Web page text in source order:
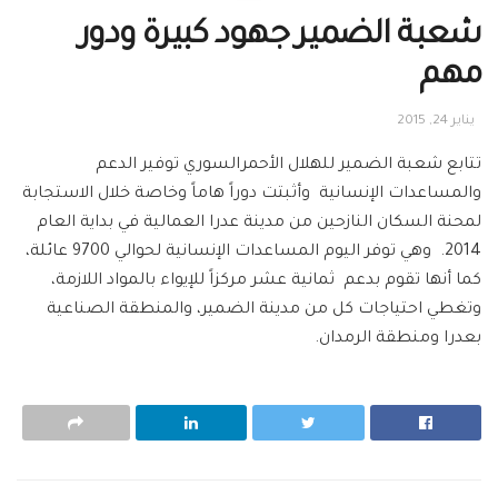
شعبة الضمير جهود كبيرة ودور
مهم
يناير 24, 2015
تتابع شعبة الضمير للهلال الأحمرالسوري توفير الدعم
والمساعدات الإنسانية وأثبتت دوراً هاماً وخاصة خلال الاستجابة
لمحنة السكان النازحين من مدينة عدرا العمالية في بداية العام
2014. وهي توفر اليوم المساعدات الإنسانية لحوالي 9700 عائلة،
كما أنها تقوم بدعم ثمانية عشر مركزاً للإيواء بالمواد اللازمة،
وتغطي احتياجات كل من مدينة الضمير، والمنطقة الصناعية
بعدرا ومنطقة الرمدان.